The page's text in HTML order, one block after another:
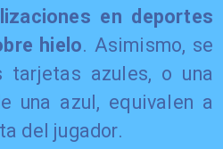
en deportes
hielo. Asimismo, se
tarjetas azules, o una
una azul, equivalen a
del jugador.